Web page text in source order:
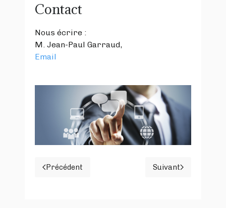
Contact
Nous écrire :
M. Jean-Paul Garraud,
Email
Article précédent : L'A.P.M., c'est maintenant
Précédent
Article suivant
Suivant